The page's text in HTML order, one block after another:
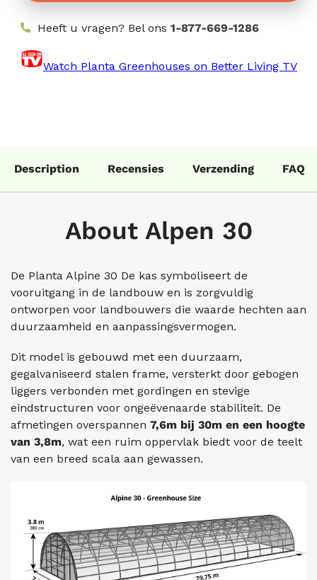
Heeft u vragen? Bel ons 1-877-669-1286
Watch Planta Greenhouses on Better Living TV
Description Recensies Verzending FAQ
About Alpen 30
De Planta Alpine 30 De kas symboliseert de
vooruitgang in de landbouw en is zorgvuldig
ontworpen voor landbouwers die waarde hechten aan
duurzaamheid en aanpassingsvermogen.
Dit model is gebouwd met een duurzaam,
gegalvaniseerd stalen frame, versterkt door gebogen
liggers verbonden met gordingen en stevige
eindstructuren voor ongeëvenaarde stabiliteit. De
afmetingen overspannen 7,6m bij 30m en een hoogte
van 3,8m, wat een ruim oppervlak biedt voor de teelt
van een breed scala aan gewassen.